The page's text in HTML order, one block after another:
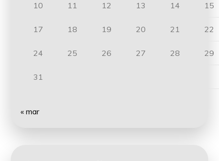
10 11 12 13 14 15
17 18 19 20 21 22
24 25 26 27 28 29
31
« mar